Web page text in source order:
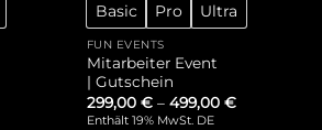
Basic Pro Ultra
FUN EVENTS
Mitarbeiter Event
| Gutschein
299,00 € – 499,00 €
Enthält 19% MwSt. DE